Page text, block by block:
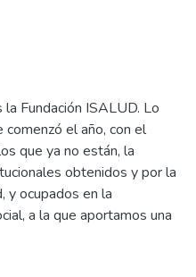
Fundación ISALUD. Lo
el año, con el
que ya no están, la
obtenidos y por la
y ocupados en la
a la que aportamos una